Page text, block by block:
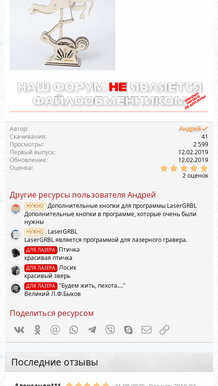
Автор
Андрей
Скачивания
41
Просмотры
2 599
Первый выпуск
12.02.2019
Обновление
12.02.2019
Оценка
.
2 оценок
Другие ресурсы пользователя Андрей
НУЖНО
Дополнительные кнопки для программы LaserGRBL
Дополнительные кнопки в программе, которые очень были
нужны
НУЖНО
LaserGRBL
LaserGRBL является программой для лазерного гравера.
ДЛЯ ЛАЗЕРА
Птичка
красивая птичка
ДЛЯ ЛАЗЕРА
Лосик
красивый зверь
ДЛЯ ЛАЗЕРА
"Будем жить, пехота...."
Великий Л.Ф.Быков
Поделиться ресурсом
VkontakteOdnoklassniki
Mail.ru WhatsAppTelegramViber Skype Электронная почта
Последние отзывы